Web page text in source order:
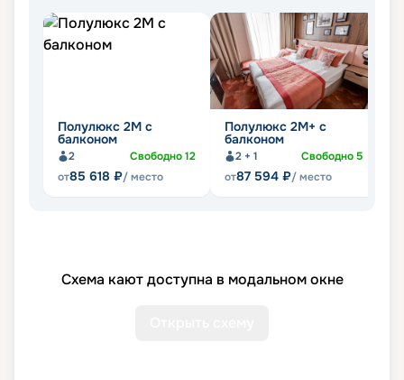
Полулюкс 2М с
балконом
2 Свободно12
от85 618 ₽/ место
Полулюкс 2М+ с
балконом
2 + 1 Свободно5
от87 594 ₽/ место
Схема кают доступна в модальном окне